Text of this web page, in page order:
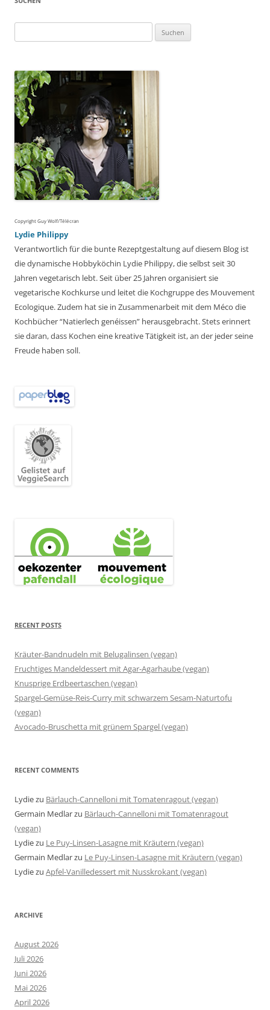
nach:
Copyright Guy Wolf/Télécran
Lydie Philippy
Verantwortlich für die bunte Rezeptgestaltung auf diesem Blog ist
die dynamische Hobbyköchin Lydie Philippy, die selbst seit 30
Jahren vegetarisch lebt. Seit über 25 Jahren organisiert sie
vegetarische Kochkurse und leitet die Kochgruppe des Mouvement
Ecologique. Zudem hat sie in Zusammenarbeit mit dem Méco die
Kochbücher “Natierlech genéissen” herausgebracht. Stets erinnert
sie daran, dass Kochen eine kreative Tätigkeit ist, an der jeder seine
Freude haben soll.
RECENT POSTS
Kräuter-Bandnudeln mit Belugalinsen (vegan)
Fruchtiges Mandeldessert mit Agar-Agarhaube (vegan)
Knusprige Erdbeertaschen (vegan)
Spargel-Gemüse-Reis-Curry mit schwarzem Sesam-Naturtofu
(vegan)
Avocado-Bruschetta mit grünem Spargel (vegan)
RECENT COMMENTS
Lydiezu Bärlauch-Cannelloni mit Tomatenragout (vegan)
Germain Medlarzu Bärlauch-Cannelloni mit Tomatenragout
(vegan)
Lydiezu Le Puy-Linsen-Lasagne mit Kräutern (vegan)
Germain Medlarzu Le Puy-Linsen-Lasagne mit Kräutern (vegan)
Lydiezu Apfel-Vanilledessert mit Nusskrokant (vegan)
ARCHIVE
August 2026
Juli 2026
Juni 2026
Mai 2026
April 2026